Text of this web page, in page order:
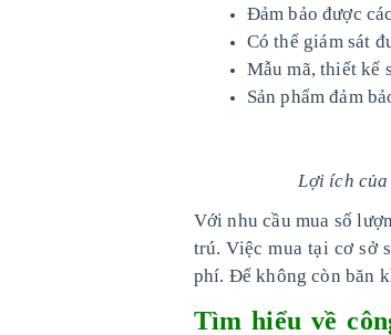
Đảm bảo được
Có thể giám sát
Mẫu mã, thiết kế
Sản phẩm đảm
Lợi ích của
Với nhu cầu mua số
trú. Việc mua tại cơ sở
phí. Để không còn băn
Tìm hiểu về